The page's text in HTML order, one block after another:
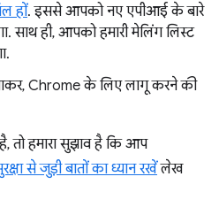
हों. इससे आपको नए एपीआई के बारे
साथ ही, आपको हमारी मेलिंग लिस्ट
Chrome के लिए लागू करने की
तो हमारा सुझाव है कि आप
से जुड़ी बातों का ध्यान रखेंलेख